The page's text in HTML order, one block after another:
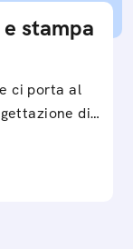
stampa
ci porta al
di